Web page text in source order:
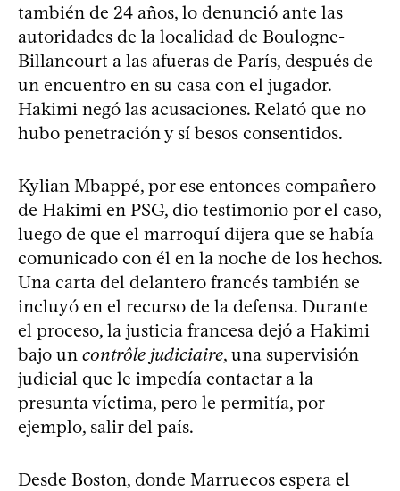
también de 24 años, lo denunció ante las
autoridades de la localidad de Boulogne-
Billancourt a las afueras de París, después de
un encuentro en su casa con el jugador.
Hakimi negó las acusaciones. Relató que no
hubo penetración y sí besos consentidos.
Kylian Mbappé, por ese entonces compañero
de Hakimi en PSG, dio testimonio por el caso,
luego de que el marroquí dijera que se había
comunicado con él en la noche de los hechos.
Una carta del delantero francés también se
incluyó en el recurso de la defensa. Durante
el proceso, la justicia francesa dejó a Hakimi
bajo un contrôle judiciaire, una supervisión
judicial que le impedía contactar a la
presunta víctima, pero le permitía, por
ejemplo, salir del país.
Desde Boston, donde Marruecos espera el